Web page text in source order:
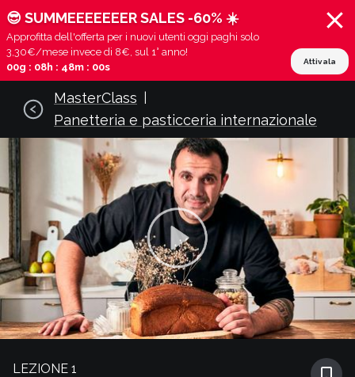
😎 SUMMEEEEEEER SALES -60% ☀️
Approfitta dell'offerta per i nuovi utenti oggi paghi solo
3,30€/mese invece di 8€, sul 1° anno!
00g : 08h : 48m : 00s
Attivala
MasterClass
Panetteria e pasticceria internazionale
LEZIONE 1